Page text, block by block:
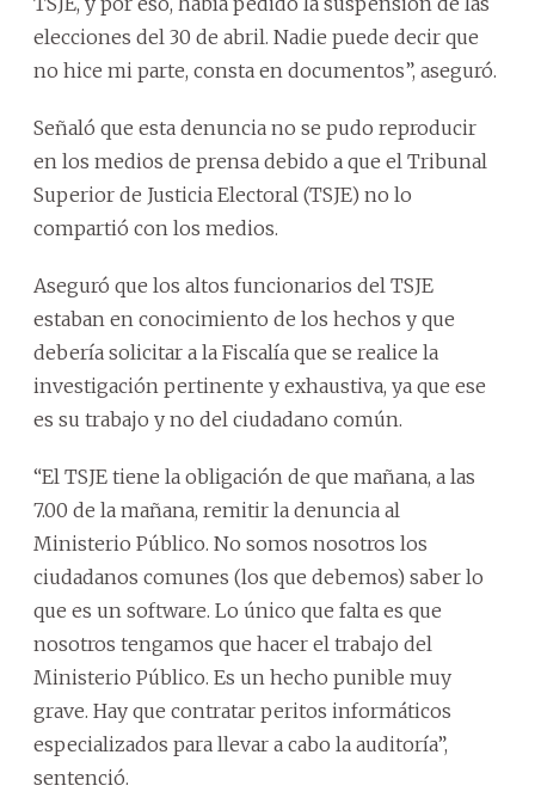
elecciones del 30 de abril. Nadie puede decir que
no hice mi parte, consta en documentos”, aseguró.
Señaló que esta denuncia no se pudo reproducir
en los medios de prensa debido a que el Tribunal
Superior de Justicia Electoral (TSJE) no lo
compartió con los medios.
Aseguró que los altos funcionarios del TSJE
estaban en conocimiento de los hechos y que
debería solicitar a la Fiscalía que se realice la
investigación pertinente y exhaustiva, ya que ese
es su trabajo y no del ciudadano común.
“El TSJE tiene la obligación de que mañana, a las
7.00 de la mañana, remitir la denuncia al
Ministerio Público. No somos nosotros los
ciudadanos comunes (los que debemos) saber lo
que es un software. Lo único que falta es que
nosotros tengamos que hacer el trabajo del
Ministerio Público. Es un hecho punible muy
grave. Hay que contratar peritos informáticos
especializados para llevar a cabo la auditoría”,
sentenció.